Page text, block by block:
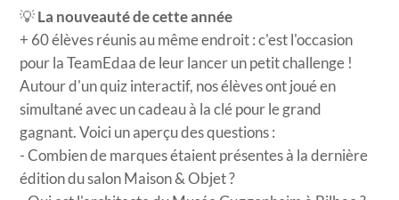
💡 La nouveauté de cette année
+ 60 élèves réunis au même endroit : c'est l'occasion
pour la TeamEdaa de leur lancer un petit challenge !
Autour d'un quiz interactif, nos élèves ont joué en
simultané avec un cadeau à la clé pour le grand
gagnant. Voici un aperçu des questions :
- Combien de marques étaient présentes à la dernière
édition du salon Maison & Objet ?